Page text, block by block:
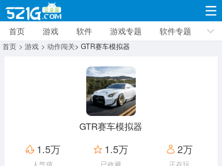
游戏 软件 游戏专题 软件专题 新闻资讯
8693款应用
动作闯关
12966款应用
赛车竞速
3632款应用
卡牌对战
2052款应用
体育运动
1280款应用
首页 游戏 软件 游戏专题 软件专题
首页 > 游戏 > 动作闯关> GTR赛车模拟器
GTR赛车模拟器
1.5万
人气值
1.5万
已收藏
2万
正在玩